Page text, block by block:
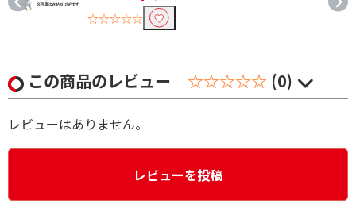
☆☆☆☆☆
この商品のレビュー ☆☆☆☆☆ (0)
レビューはありません。
レビューを投稿